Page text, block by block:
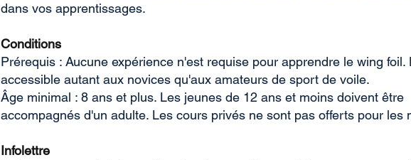
dans vos apprentissages.
Conditions
Prérequis : Aucune expérience n'est requise pour apprendre le wing foil.
accessible autant aux novices qu'aux amateurs de sport de voile.
Âge minimal : 8 ans et plus. Les jeunes de 12 ans et moins doivent être
accompagnés d'un adulte. Les cours privés ne sont pas offerts pour les
Infolettre